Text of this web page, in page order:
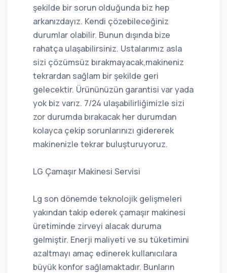
şekilde bir sorun olduğunda biz hep
arkanızdayız. Kendi çözebileceğiniz
durumlar olabilir. Bunun dışında bize
rahatça ulaşabilirsiniz. Ustalarımız asla
sizi çözümsüz bırakmayacak,makineniz
tekrardan sağlam bir şekilde geri
gelecektir. Ürününüzün garantisi var yada
yok biz varız. 7/24 ulaşabilirliğimizle sizi
zor durumda bırakacak her durumdan
kolayca çekip sorunlarınızı gidererek
makinenizle tekrar buluşturuyoruz.
LG Çamaşır Makinesi Servisi
Lg son dönemde teknolojik gelişmeleri
yakından takip ederek çamaşır makinesi
üretiminde zirveyi alacak duruma
gelmiştir. Enerji maliyeti ve su tüketimini
azaltmayı amaç edinerek kullanıcılara
büyük konfor sağlamaktadır. Bunların